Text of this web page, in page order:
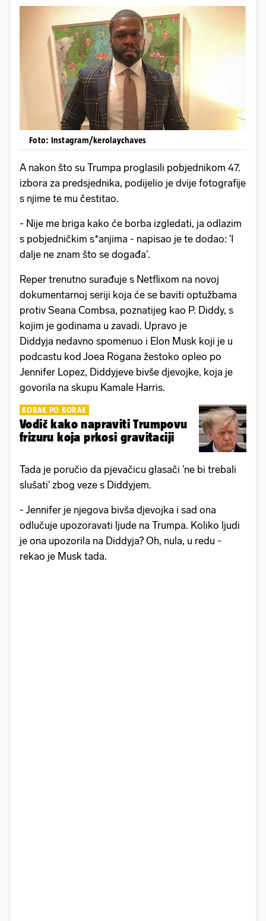
Foto: Instagram/kerolaychaves
A nakon što su Trumpa proglasili pobjednikom 47.
izbora za predsjednika, podijelio je dvije fotografije
s njime te mu čestitao.
- Nije me briga kako će borba izgledati, ja odlazim
s pobjedničkim s*anjima - napisao je te dodao: 'I
dalje ne znam što se događa'.
Reper trenutno surađuje s Netflixom na novoj
dokumentarnoj seriji koja će se baviti optužbama
protiv Seana Combsa, poznatijeg kao P. Diddy, s
kojim je godinama u zavadi. Upravo je
Diddyja nedavno spomenuo i Elon Musk koji je u
podcastu kod Joea Rogana žestoko opleo po
Jennifer Lopez, Diddyjeve bivše djevojke, koja je
govorila na skupu Kamale Harris.
KORAK PO KORAK
Vodič kako napraviti Trumpovu
frizuru koja prkosi gravitaciji
Tada je poručio da pjevačicu glasači 'ne bi trebali
slušati' zbog veze s Diddyjem.
- Jennifer je njegova bivša djevojka i sad ona
odlučuje upozoravati ljude na Trumpa. Koliko ljudi
je ona upozorila na Diddyja? Oh, nula, u redu -
rekao je Musk tada.